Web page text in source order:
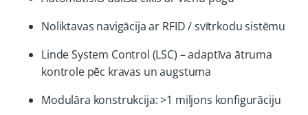
Noliktavas navigācija ar RFID / svītrkodu sistēmu
Linde System Control (LSC) – adaptīva ātruma
kontrole pēc kravas un augstuma
Modulāra konstrukcija: >1 miljons konfigurāciju